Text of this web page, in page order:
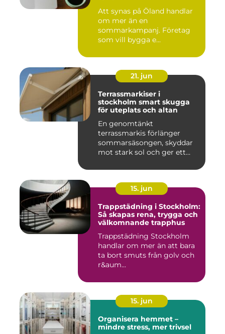
Att synas på Öland handlar
om mer än en
sommarkampanj. Företag
som vill bygga e...
21. jun
Terrassmarkiser i
stockholm smart skugga
för uteplats och altan
En genomtänkt
terrassmarkis förlänger
sommarsäsongen, skyddar
mot stark sol och ger ett
15. jun
Trappstädning i Stockholm:
Så skapas rena, trygga och
välkomnande trapphus
Trappstädning Stockholm
handlar om mer än att bara
ta bort smuts från golv och
r&aum...
15. jun
Organisera hemmet –
mindre stress, mer trivsel